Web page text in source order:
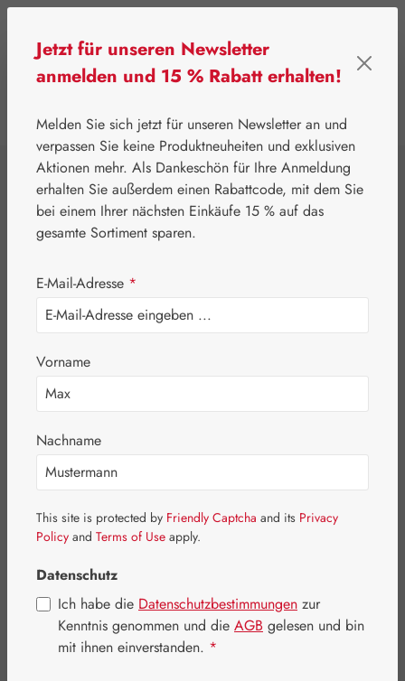
⌂ Gall Pharma Coenzym Q-10
Q-10 15 mg GPH
Kapseln
Bildergalerie überspringen
Jetzt für unseren Newsletter
anmelden und 15 % Rabatt erhalten!
Melden Sie sich jetzt für unseren Newsletter an und
verpassen Sie keine Produktneuheiten und exklusiven
Aktionen mehr. Als Dankeschön für Ihre Anmeldung
erhalten Sie außerdem einen Rabattcode, mit dem Sie
bei einem Ihrer nächsten Einkäufe 15 % auf das
gesamte Sortiment sparen.
E-Mail-Adresse *
Vorname
Nachname
This site is protected by Friendly Captcha and its Privacy
Policy and Terms of Use apply.
Datenschutz
Ich habe die Datenschutzbestimmungen zur
Kenntnis genommen und die AGB gelesen und bin
mit ihnen einverstanden. *